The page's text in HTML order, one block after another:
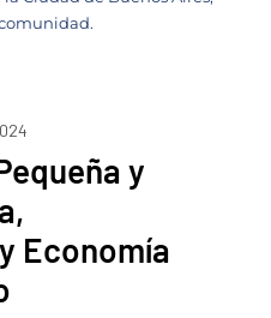
y
Economía